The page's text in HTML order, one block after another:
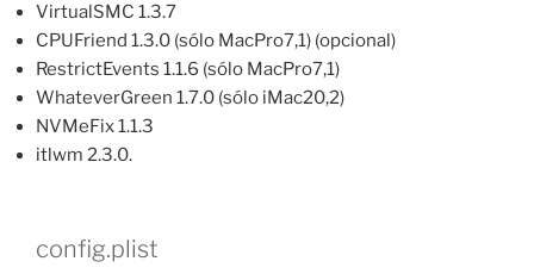
VirtualSMC 1.3.7
CPUFriend 1.3.0 (sólo MacPro7,1) (opcional)
RestrictEvents 1.1.6 (sólo MacPro7,1)
WhateverGreen 1.7.0 (sólo iMac20,2)
NVMeFix 1.1.3
itlwm 2.3.0.
config.plist